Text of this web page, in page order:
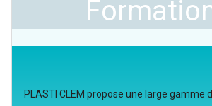
PLASTI CLEM propose une large gamme